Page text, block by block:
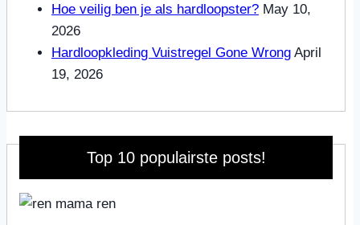
Hoe veilig ben je als hardloopster? May 10,
2026
Hardloopkleding Vuistregel Gone Wrong April
19, 2026
Top 10 populairste posts!